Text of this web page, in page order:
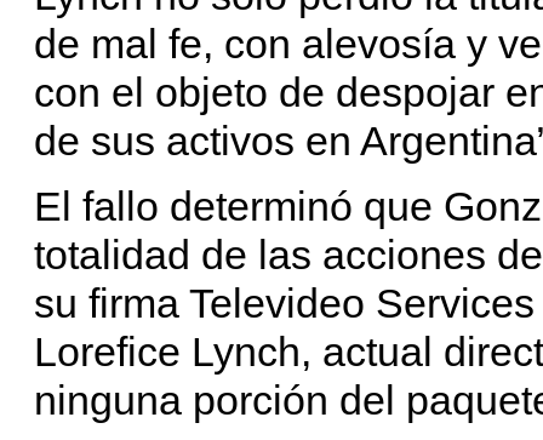
de mal fe, con alevosía y
con el objeto de despojar
de sus activos en
El fallo determinó que
totalidad de las acciones
su firma Televideo
Lorefice Lynch, actual
ninguna porción del